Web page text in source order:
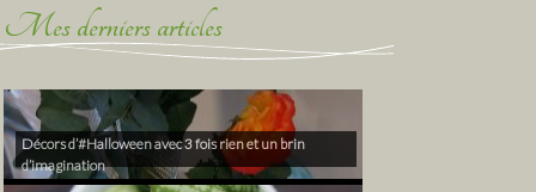
Mes derniers articles
Décors d’#Halloween avec 3 fois rien et un brin
d’imagination